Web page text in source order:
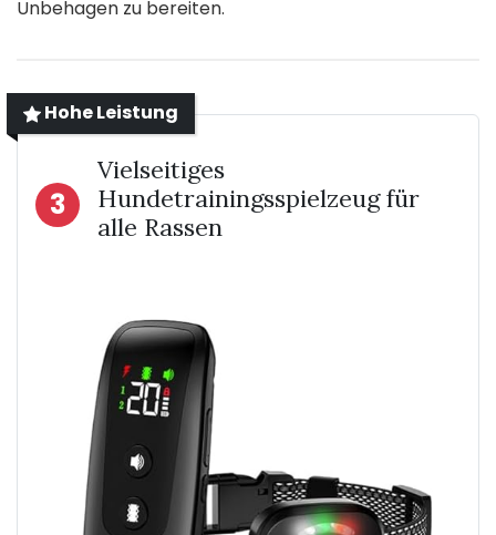
Unbehagen zu bereiten.
Hohe Leistung
3
Vielseitiges
Hundetrainingsspielzeug für
alle Rassen